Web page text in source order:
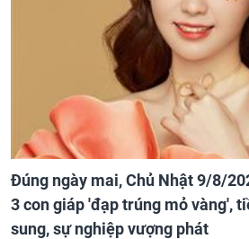
Đúng ngày mai, Chủ Nhật 9/8/
3 con giáp 'đạp trúng mỏ vàng',
sung, sự nghiệp vượng phát